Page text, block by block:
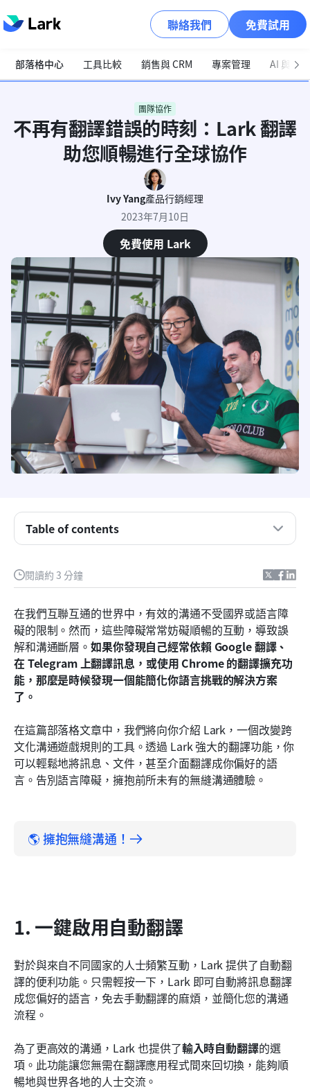
聯絡我們 免費試用
部落格中心 工具比較 銷售與 CRM 專案管理 AI 與自
團隊協作
不再有翻譯錯誤的時刻：Lark 翻譯
助您順暢進行全球協作
Ivy Yang產品行銷經理
2023年7月10日
免費使用 Lark
閱讀約 3 分鐘
在我們互聯互通的世界中，有效的溝通不受國界或語言障
礙的限制。然而，這些障礙常常妨礙順暢的互動，導致誤
解和溝通斷層。如果你發現自己經常依賴 Google 翻譯、
在 Telegram 上翻譯訊息，或使用 Chrome 的翻譯擴充功
能，那麼是時候發現一個能簡化你語言挑戰的解決方案
了。
在這篇部落格文章中，我們將向你介紹 Lark，一個改變跨
文化溝通遊戲規則的工具。透過 Lark 強大的翻譯功能，你
可以輕鬆地將訊息、文件，甚至介面翻譯成你偏好的語
言。告別語言障礙，擁抱前所未有的無縫溝通體驗。
🌎 擁抱無縫溝通！
1. 一鍵啟用自動翻譯
對於與來自不同國家的人士頻繁互動，Lark 提供了自動翻
譯的便利功能。只需輕按一下，Lark 即可自動將訊息翻譯
成您偏好的語言，免去手動翻譯的麻煩，並簡化您的溝通
流程。
為了更高效的溝通，Lark 也提供了輸入時自動翻譯的選
項。此功能讓您無需在翻譯應用程式間來回切換，能夠順
暢地與世界各地的人士交流。
Table of contents
1. 一鍵啟用自動翻譯
2. 無縫翻譯語音訊息
3. 簡化文件翻譯與匯出
4. 翻譯圖片文字
5. 翻譯會議記錄
6. 自訂您的應用程式介面